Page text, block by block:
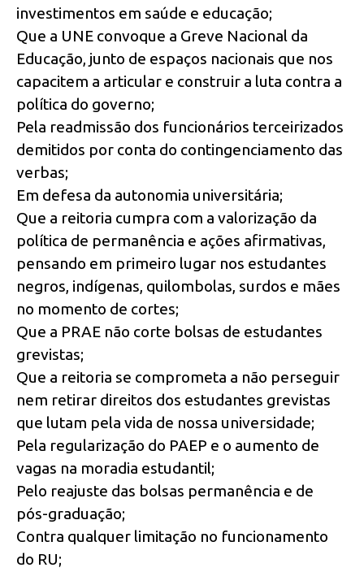
investimentos em saúde e educação;
Que a UNE convoque a Greve Nacional da
Educação, junto de espaços nacionais que nos
capacitem a articular e construir a luta contra a
política do governo;
Pela readmissão dos funcionários terceirizados
demitidos por conta do contingenciamento das
verbas;
Em defesa da autonomia universitária;
Que a reitoria cumpra com a valorização da
política de permanência e ações afirmativas,
pensando em primeiro lugar nos estudantes
negros, indígenas, quilombolas, surdos e mães
no momento de cortes;
Que a PRAE não corte bolsas de estudantes
grevistas;
Que a reitoria se comprometa a não perseguir
nem retirar direitos dos estudantes grevistas
que lutam pela vida de nossa universidade;
Pela regularização do PAEP e o aumento de
vagas na moradia estudantil;
Pelo reajuste das bolsas permanência e de
pós-graduação;
Contra qualquer limitação no funcionamento
do RU;